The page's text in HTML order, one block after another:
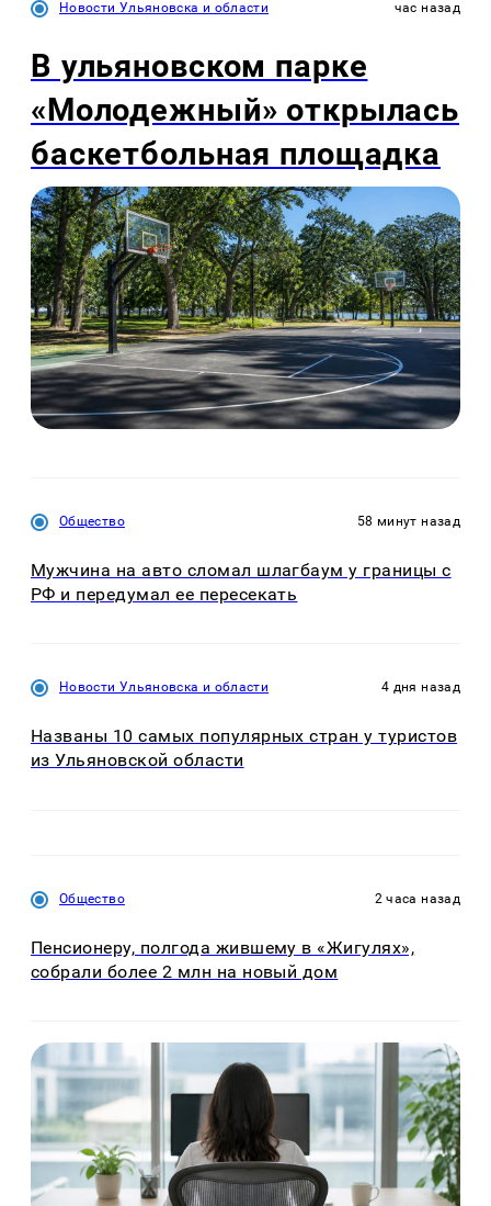
Новости Ульяновска и области час назад
В ульяновском парке
«Молодежный» открылась
баскетбольная площадка
Общество 58 минут назад
Мужчина на авто сломал шлагбаум у границы с
РФ и передумал ее пересекать
Новости Ульяновска и области 4 дня назад
Названы 10 самых популярных стран у туристов
из Ульяновской области
Общество 2 часа назад
Пенсионеру, полгода жившему в «Жигулях»,
собрали более 2 млн на новый дом